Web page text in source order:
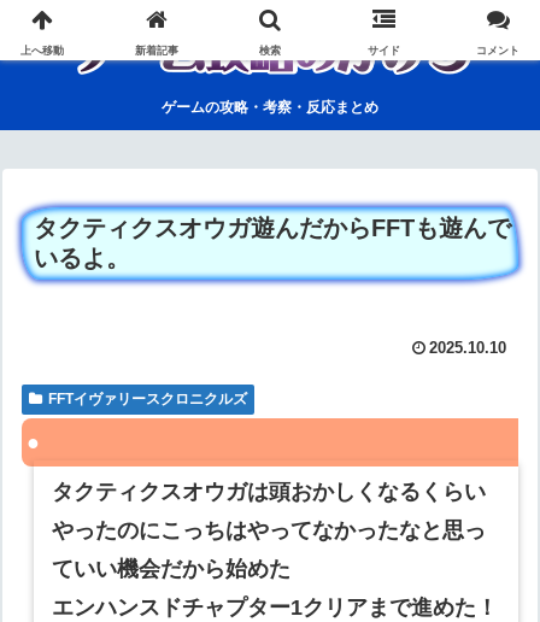
ゲームの攻略・考察・反応まとめ
タクティクスオウガ遊んだからFFTも遊んで
いるよ。
2025.10.10
FFTイヴァリースクロニクルズ
タクティクスオウガは頭おかしくなるくらい
やったのにこっちはやってなかったなと思っ
ていい機会だから始めた
エンハンスドチャプター1クリアまで進めた！
上へ移動 新着記事 検索 サイド コメント